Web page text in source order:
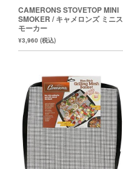
CAMERONS STOVETOP MINI
SMOKER / キャメロンズ ミニス
モーカー
¥3,960 (税込)